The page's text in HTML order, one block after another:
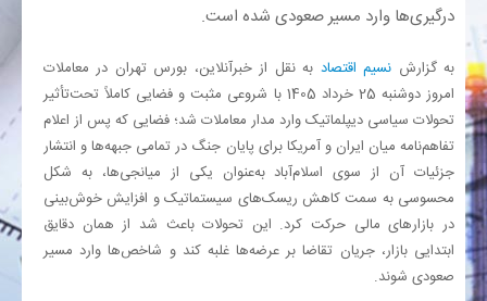
اقتصاد
درگیری‌ها وارد مسیر صعودی شده است.
به گزارش نسیم اقتصاد به نقل از خبرآنلاین، بورس تهران در معاملات
امروز دوشنبه 25 خرداد 1405 با شروعی مثبت و فضایی کاملاً تحت‌تأثیر
تحولات سیاسی دیپلماتیک وارد مدار معاملات شد؛ فضایی که پس از اعلام
تفاهم‌نامه میان ایران و آمریکا برای پایان جنگ در تمامی جبهه‌ها و انتشار
جزئیات آن از سوی اسلام‌آباد به‌عنوان یکی از میانجی‌ها، به شکل
محسوسی به سمت کاهش ریسک‌های سیستماتیک و افزایش خوش‌بینی
در بازارهای مالی حرکت کرد. این تحولات باعث شد از همان دقایق
ابتدایی بازار، جریان تقاضا بر عرضه‌ها غلبه کند و شاخص‌ها وارد مسیر
صعودی شوند.